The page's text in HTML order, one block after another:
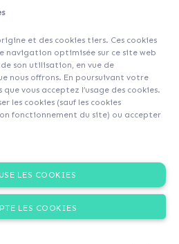
et des cookies tiers. Ces cookies
navigation optimisée sur ce site web
son utilisation, en vue de
nous offrons. En poursuivant votre
vous acceptez l’usage des cookies.
les cookies (sauf les cookies
fonctionnement du site) ou accepter
LES COOKIES
LES COOKIES
registered